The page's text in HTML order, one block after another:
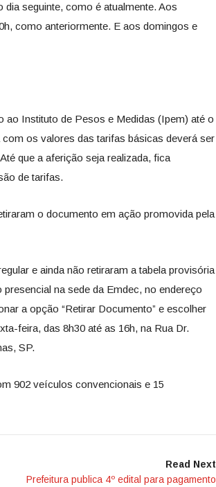
seguinte, como é atualmente. Aos
como anteriormente. E aos domingos e
Instituto de Pesos e Medidas (Ipem) até o
os valores das tarifas básicas deverá ser
que a aferição seja realizada, fica
de tarifas.
o documento em ação promovida pela
e ainda não retiraram a tabela provisória
na sede da Emdec, no endereço
a opção “Retirar Documento” e escolher
feira, das 8h30 até as 16h, na Rua Dr.
SP.
902 veículos convencionais e 15
Read Next
Prefeitura publica 4º edital para pagamento